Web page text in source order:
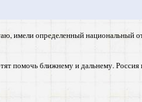
имели определенный национальный
помочь ближнему и дальнему.